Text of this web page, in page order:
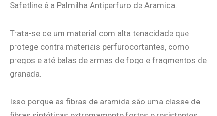
Safetline é a Palmilha Antiperfuro de Aramida.
Trata-se de um material com alta tenacidade que
protege contra materiais perfurocortantes, como
pregos e até balas de armas de fogo e fragmentos de
granada.
Isso porque as fibras de aramida são uma classe de